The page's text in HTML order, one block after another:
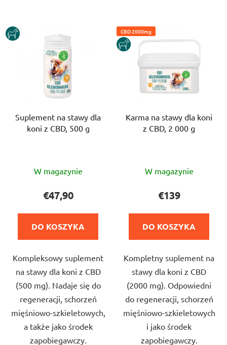
DLA
KONI
Suplement na stawy dla
koni z CBD, 500 g
ocena
produktu
wynosi
na
gwiazdek.
W magazynie
€47,90
DO KOSZYKA
Kompleksowy suplement
na stawy dla koni z CBD
(500 mg). Nadaje się do
regeneracji, schorzeń
mięśniowo-szkieletowych,
a także jako środek
zapobiegawczy.
CBD 2000mg
DLA
KONI
Karma na stawy dla koni
z CBD, 2 000 g
ocena
produktu
na
gwiazdek.
W magazynie
€139
DO KOSZYKA
Kompletny suplement na
stawy dla koni z CBD
(2000 mg). Odpowiedni
do regeneracji, schorzeń
mięśniowo-szkieletowych
i jako środek
zapobiegawczy.